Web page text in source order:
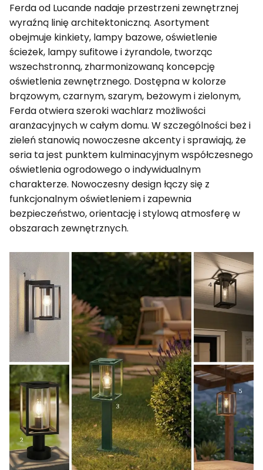
Ferda od Lucande nadaje przestrzeni zewnętrznej
wyraźną linię architektoniczną. Asortyment
obejmuje kinkiety, lampy bazowe, oświetlenie
ścieżek, lampy sufitowe i żyrandole, tworząc
wszechstronną, zharmonizowaną koncepcję
oświetlenia zewnętrznego. Dostępna w kolorze
brązowym, czarnym, szarym, beżowym i zielonym,
Ferda otwiera szeroki wachlarz możliwości
aranżacyjnych w całym domu. W szczególności beż i
zieleń stanowią nowoczesne akcenty i sprawiają, że
seria ta jest punktem kulminacyjnym współczesnego
oświetlenia ogrodowego o indywidualnym
charakterze. Nowoczesny design łączy się z
funkcjonalnym oświetleniem i zapewnia
bezpieczeństwo, orientację i stylową atmosferę w
obszarach zewnętrznych.